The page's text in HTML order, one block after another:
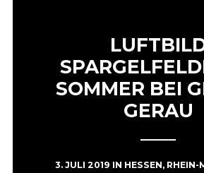
SOMMER BEI
GERAU
3. JULI 2019 IN HESSEN, RHEIN-